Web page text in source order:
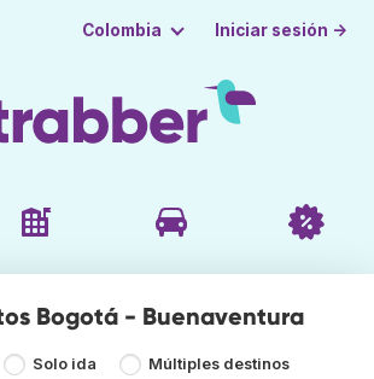
Colombia Iniciar sesión →
Bogotá - Buenaventura
Solo ida Múltiples destinos